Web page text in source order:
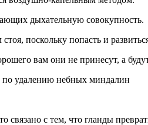
дыхательную совокупность.
поскольку попасть и
вам они не принесут, а
по удалению небных миндалин
связано с тем, что гланды